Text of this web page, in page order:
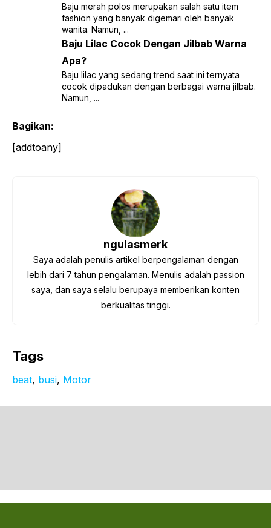
Baju merah polos merupakan salah satu item
fashion yang banyak digemari oleh banyak
wanita. Namun, ...
Baju Lilac Cocok Dengan Jilbab Warna
Apa?
Baju lilac yang sedang trend saat ini ternyata
cocok dipadukan dengan berbagai warna jilbab.
Namun, ...
Bagikan:
[addtoany]
ngulasmerk
Saya adalah penulis artikel berpengalaman dengan
lebih dari 7 tahun pengalaman. Menulis adalah passion
saya, dan saya selalu berupaya memberikan konten
berkualitas tinggi.
Tags
beat, busi, Motor